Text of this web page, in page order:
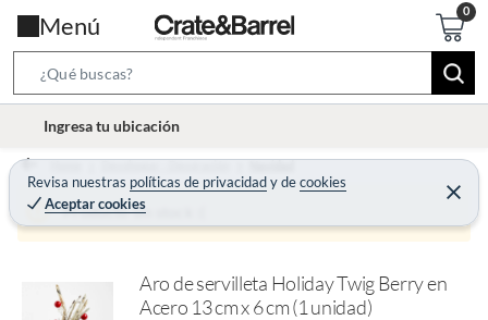
Menú
e
r
c
B
r
t
Ingresa tu ubicación
Revisa nuestras políticas de privacidadydecookies
Aceptar cookies
C
e
r
Home Decohogar - Decoración Navidad
Producto sin stock :(
Aro de servilleta Holiday Twig Berry en
Acero 13 cm x 6 cm (1 unidad)